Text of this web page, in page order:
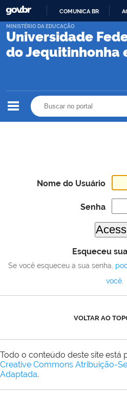
COMUNICA BR
Universidade
do Jequitinhonha
MINISTÉRIO DA EDUCAÇÃO
Nome do Usuário
Senha
Esqueceu
Se você esqueceu a sua senha,
você
VOLTAR AO
Todo o conteúdo deste site está
Creative Commons Atribuição-
Adaptada.